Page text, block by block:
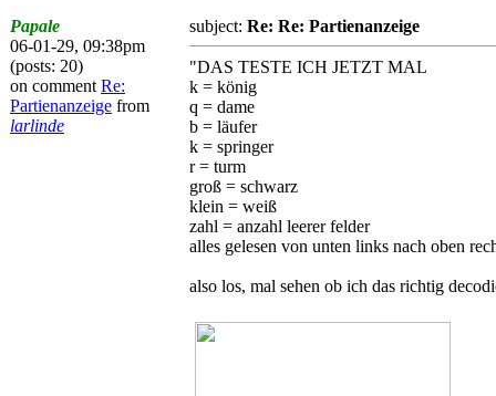
Papale
06-01-29, 09:38pm
(posts: 20)
on comment Re:
Partienanzeige from
larlinde
subject: Re: Re: Partienanzeige
"DAS TESTE ICH JETZT MAL
k = könig
q = dame
b = läufer
k = springer
r = turm
groß = schwarz
klein = weiß
zahl = anzahl leerer felder
alles gelesen von unten links nach oben
also los, mal sehen ob ich das richtig